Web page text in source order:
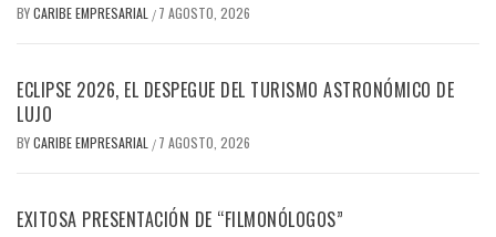
BYCARIBE EMPRESARIAL / 7 AGOSTO, 2026
ECLIPSE 2026, EL DESPEGUE DEL TURISMO ASTRONÓMICO DE
LUJO
BYCARIBE EMPRESARIAL / 7 AGOSTO, 2026
EXITOSA PRESENTACIÓN DE “FILMONÓLOGOS”